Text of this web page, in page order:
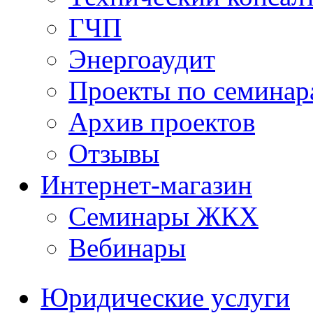
ГЧП
Энергоаудит
Проекты по
Архив проектов
Отзывы
Интернет-магазин
Семинары ЖКХ
Вебинары
Юридические услуги